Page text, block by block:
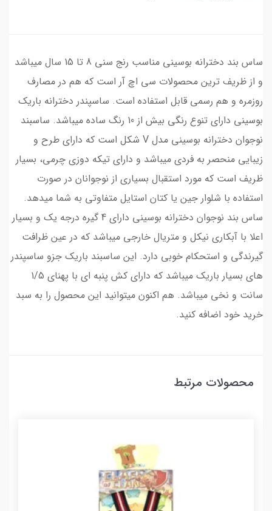
ساس بند دخترانه بوسینی مناسب رنج سنی 8 تا 15 سال میباشد
و از ظریف ترین محصولات سی اچ آر است که هم در مصارف
روزمره و هم رسمی قابل استفاده است. ساسپندر دخترانه باریک
بوسینی دارای تنوع رنگی بیش از 10 رنگ ساده میباشد. ساسبند
نوجوان دخترانه بوسینی مدل V شکل است که دارای طرح و
زیبایی منحصر به فردی میباشد و دارای تیکه دوزی چرمی، بسیار
ظریف است که مورد استقبال بسیاری از نوجوانان در صورت
استفاده با شلوار جین یا کتان استایل متفاوتی به شما میدهد.
ساس بند نوجوان دخترانه بوسینی دارای 4 گیره درجه یک و بسیار
اعلا با آبکاری نیکل و متریال خارجی میباشد که در عین ظرافت
گیرندگی و استحکام خوبی دارد. این ساسبند باریک جزو ساسپندر
های بسیار باریک میباشد که دارای کش پنبه ای با پهنای 1/5
سانت و نخی میباشد. هم اکنون میتوانید این محصول را به سبد
خرید خود اضافه کنید.
محصولات مرتبط